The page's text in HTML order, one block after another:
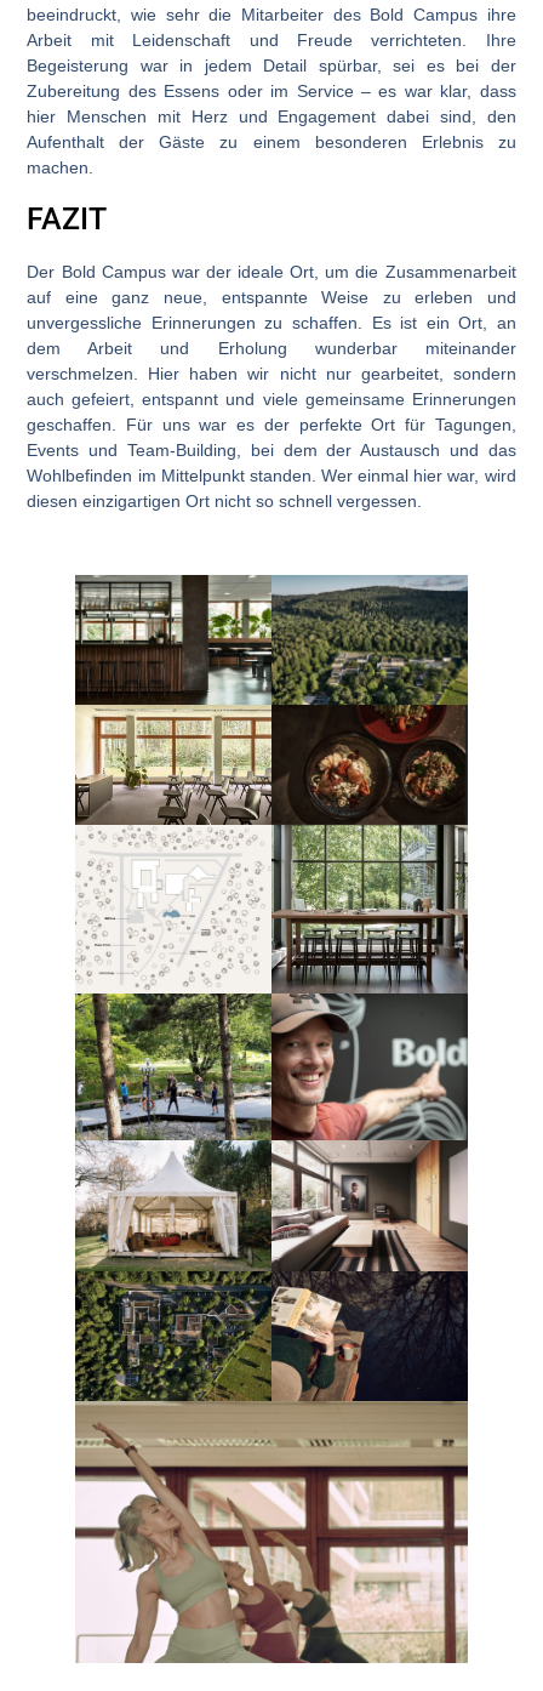
beeindruckt, wie sehr die Mitarbeiter des Bold Campus ihre
Arbeit mit Leidenschaft und Freude verrichteten. Ihre
Begeisterung war in jedem Detail spürbar, sei es bei der
Zubereitung des Essens oder im Service – es war klar, dass
hier Menschen mit Herz und Engagement dabei sind, den
Aufenthalt der Gäste zu einem besonderen Erlebnis zu
machen.
FAZIT
Der Bold Campus war der ideale Ort, um die Zusammenarbeit
auf eine ganz neue, entspannte Weise zu erleben und
unvergessliche Erinnerungen zu schaffen. Es ist ein Ort, an
dem Arbeit und Erholung wunderbar miteinander
verschmelzen. Hier haben wir nicht nur gearbeitet, sondern
auch gefeiert, entspannt und viele gemeinsame Erinnerungen
geschaffen. Für uns war es der perfekte Ort für Tagungen,
Events und Team-Building, bei dem der Austausch und das
Wohlbefinden im Mittelpunkt standen. Wer einmal hier war, wird
diesen einzigartigen Ort nicht so schnell vergessen.